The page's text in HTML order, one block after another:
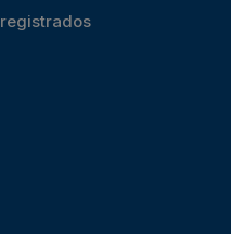
registrados